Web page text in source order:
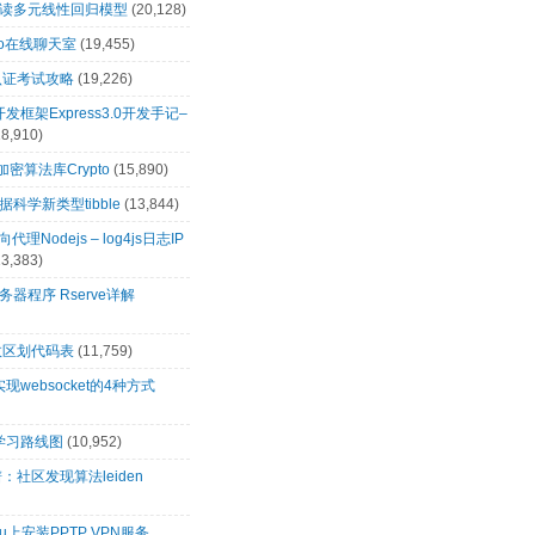
多元线性回归模型 (20,128)
在线聊天室 (19,455)
考试攻略 (19,226)
发框架Express3.0开发手记–
密算法库Crypto (15,890)
科学新类型tibble (13,844)
代理Nodejs – log4js日志IP
器程序 Rserve详解
划代码表 (11,759)
现websocket的4种方式
习路线图 (10,952)
社区发现算法leiden